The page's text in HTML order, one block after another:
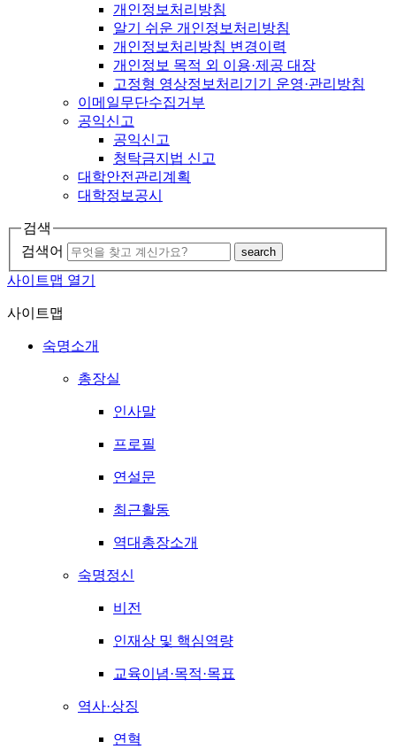
개인정보처리방침
알기 쉬운 개인정보처리방침
개인정보처리방침 변경이력
개인정보 목적 외 이용·제공 대장
고정형 영상정보처리기기 운영·관리방침
이메일무단수집거부
공익신고
공익신고
청탁금지법 신고
대학안전관리계획
대학정보공시
검색
검색어
search
사이트맵 열기
사이트맵
숙명소개
총장실
인사말
프로필
연설문
최근활동
역대총장소개
숙명정신
비전
인재상 및 핵심역량
교육이념·목적·목표
역사·상징
연혁